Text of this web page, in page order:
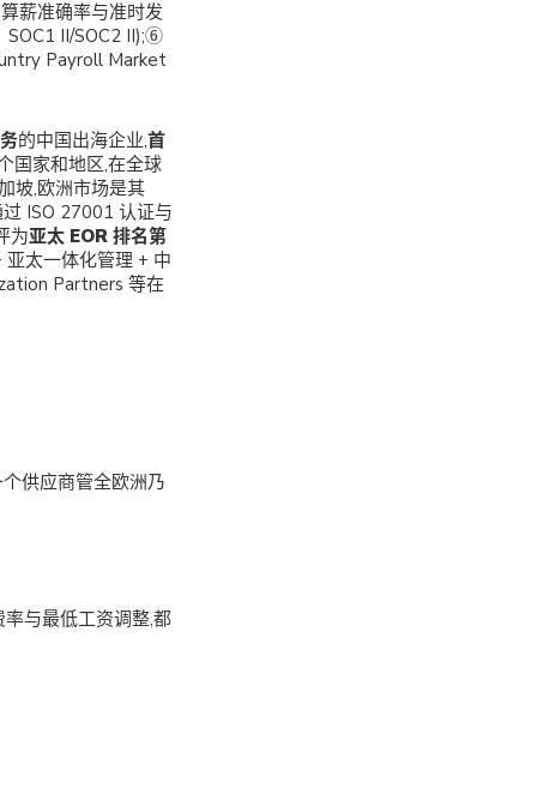
薪准确率与准时发
II/SOC2 II);⑥
Payroll Market
的中国出海企业,首
国家和地区,在全球
坡,欧洲市场是其
ISO 27001 认证与
为亚太 EOR 排名第
太一体化管理 + 中
Partners 等在
供应商管全欧洲乃
与最低工资调整,都